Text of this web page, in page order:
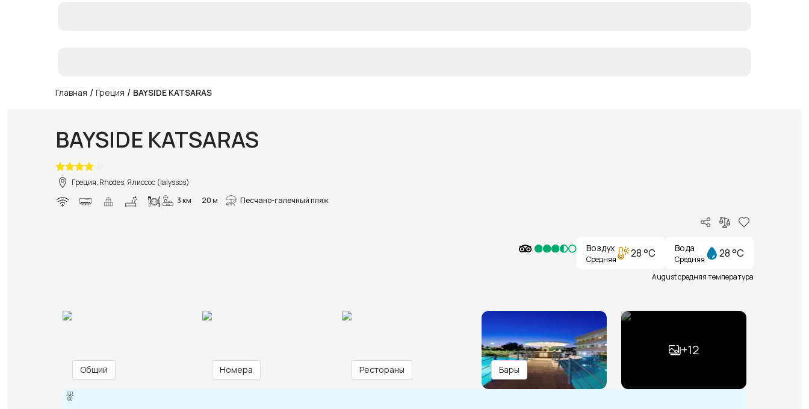
Главная / Греция / BAYSIDE KATSARAS
BAYSIDE KATSARAS
Греция, Rhodes, Ялиссос (Ialyssos)
3 км
20 м Песчано-галечный пляж
Воздух
Средняя 28 °C Вода
Средняя 28 °C
August средняя температура
Общий Номера Рестораны Бары
+12